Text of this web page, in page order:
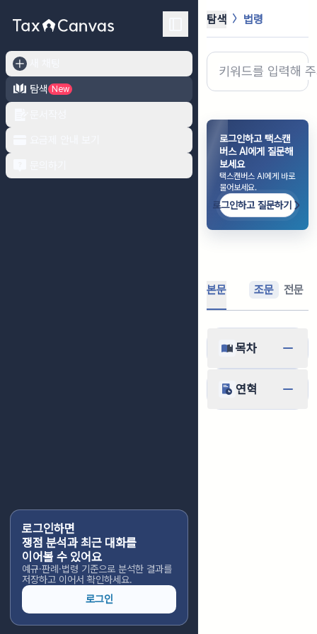
탐색
New
로그인하면
쟁점 분석과 최근 대화를
이어볼 수 있어요
예규·판례·법령 기준으로 분석한 결과를
저장하고 이어서 확인하세요.
로그인
탐색 법령
로그인하고 택스캔
버스 AI에게 질문해
보세요
택스캔버스 AI에게 바로
물어보세요.
로그인하고 질문하기
본문 조문 전문
목차
연혁